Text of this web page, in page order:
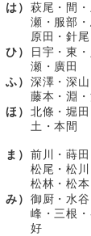
は） 萩尾・間
瀬・服部
原田・針尾
ひ）
日宇・東
瀬・廣田
ふ） 深澤・深
藤本・淵
ほ） 北條・堀
土・本間
ま） 前川・蒔
松尾・松
松林・松本
み） 御厨・水
峰・三根
好